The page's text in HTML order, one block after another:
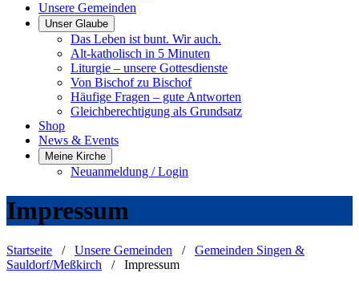
Unsere Gemeinden
Unser Glaube
Das Leben ist bunt. Wir auch.
Alt-katholisch in 5 Minuten
Liturgie – unsere Gottesdienste
Von Bischof zu Bischof
Häufige Fragen – gute Antworten
Gleichberechtigung als Grundsatz
Shop
News & Events
Meine Kirche
Neuanmeldung / Login
Impressum
Startseite / Unsere Gemeinden / Gemeinden Singen &
Sauldorf/Meßkirch / Impressum